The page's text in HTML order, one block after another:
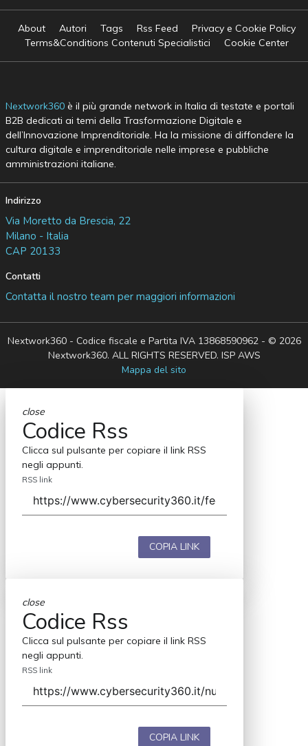
About Autori Tags Rss Feed
Privacy e Cookie Policy
Terms&Conditions Contenuti Specialistici
Cookie Center
Nextwork360è il più grande network in Italia di testate e portali
B2B dedicati ai temi della Trasformazione Digitale e
dell’Innovazione Imprenditoriale. Ha la missione di diffondere la
cultura digitale e imprenditoriale nelle imprese e pubbliche
amministrazioni italiane.
Indirizzo
Via Moretto da Brescia, 22
Milano - Italia
CAP 20133
Contatti
Contatta il nostro team per maggiori informazioni
Nextwork360 - Codice fiscale e Partita IVA 13868590962 - © 2026
Nextwork360. ALL RIGHTS RESERVED. ISP AWS
Mappa del sito
close
Codice Rss
Clicca sul pulsante per copiare il link RSS
negli appunti.
RSS link
COPIA LINK
close
Codice Rss
Clicca sul pulsante per copiare il link RSS
negli appunti.
RSS link
COPIA LINK